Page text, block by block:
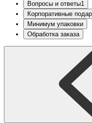
Вопросы и ответы1
Корпоративные
Минимум упаковки
Обработка заказа